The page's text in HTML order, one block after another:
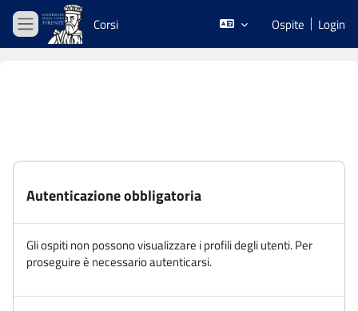
Vai al contenuto principale
Pannello laterale
Corsi Ospite Login
Autenticazione obbligatoria
Gli ospiti non possono visualizzare i profili degli utenti. Per
proseguire è necessario autenticarsi.